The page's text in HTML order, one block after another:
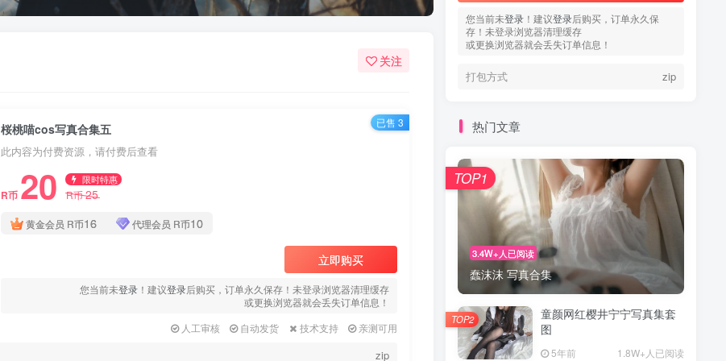
关注
桜桃喵cos写真合集五
此内容为付费资源，请付费后查看
R币 20 限时特惠
R币25
黄金会员 R币16 代理会员 R币10
立即购买
您当前未登录 ！建议登录后购买，订单永久保存！未登录浏览器清理缓存
或更换浏览器就会丢失订单信息！
人工审核
自动发货 技术支持 亲测可用
zip
已售 3
您当前未登录 ！建议登录后购买，订单永久保
存！未登录浏览器清理缓存
或更换浏览器就会丢失订单信息！
打包方式 zip
热门文章
3.4W+人已阅读
蠢沫沫 写真合集
TOP1
童颜网红樱井宁宁写真集套
图
5年前 1.8W+人已阅读
TOP2